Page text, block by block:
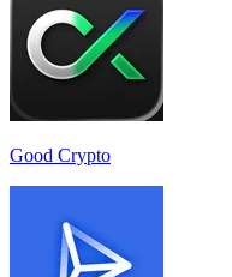
Good Crypto